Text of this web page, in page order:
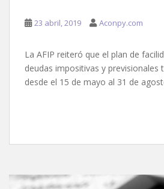
23 abril, 2019 Aconpy.com
La AFIP reiteró que el plan de
deudas impositivas y previsionales
desde el 15 de mayo al 31 de